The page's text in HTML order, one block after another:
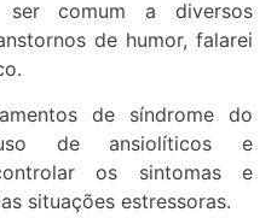
ser comum a diversos
de humor, falarei
de síndrome do
de ansiolíticos e
os sintomas e
situações estressoras.